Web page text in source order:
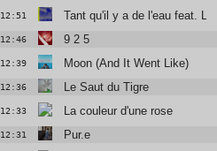
12:51 Tant qu'il y a de l'eau feat.
12:46 9 2 5
12:39 Moon (And It Went Like)
12:36 Le Saut du Tigre
12:33 La couleur d'une rose
12:31 Pur.e